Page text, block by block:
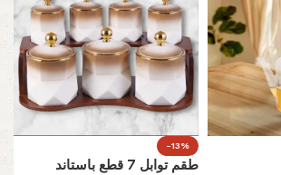
-13%
طقم توابل 7 قطع باستاند